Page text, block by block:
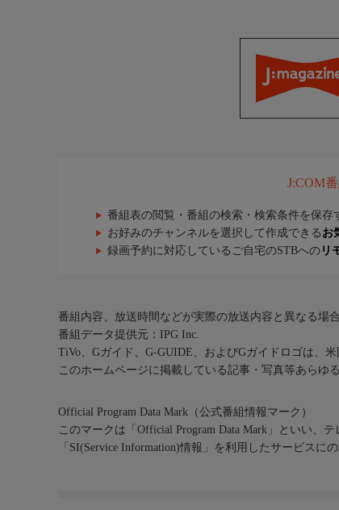
J:COM
番組表の閲覧・番組の検索・検索条件を保存
お好みのチャンネルを選択して作成できる お
録画予約に対応しているご自宅のSTBへの リ
番組内容、放送時間などが実際の放送内容と異なる場
番組データ提供元：IPG Inc.
TiVo、Gガイド、G-GUIDE、およびGガイドロゴは、
このホームページに掲載している記事・写真等あらゆ
Official Program Data Mark（公式番組情報マーク）
このマークは「Official Program Data Mark」といい、
「SI(Service Information)情報」を利用したサービスに